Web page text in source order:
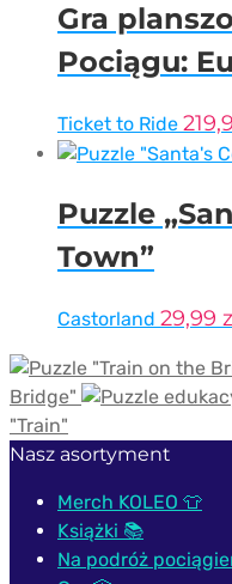
Gra
Pociągu:
Ticket to Ride
Puzzle
Town”
Castorland 29,99
Bridge"
"Train"
Nasz asortyment
Merch KOLEO 👕
Książki 📚
Na podróż